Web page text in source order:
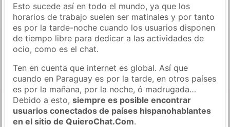
Esto sucede así en todo el mundo, ya que los
horarios de trabajo suelen ser matinales y por tanto
es por la tarde-noche cuando los usuarios disponen
de tiempo libre para dedicar a las actividades de
ocio, como es el chat.
Ten en cuenta que internet es global. Así que
cuando en Paraguay es por la tarde, en otros países
es por la mañana, por la noche, ó madrugada…
Debido a esto,siempre es posible encontrar
usuarios conectados de países hispanohablantes
en el sitio de QuieroChat.Com.